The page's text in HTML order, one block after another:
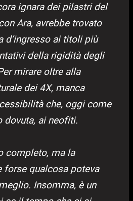
ignara dei pilastri del
Ara, avrebbe trovato
d’ingresso ai titoli più
della rigidità degli
mirare oltre alla
dei 4X, manca
che, oggi come
dovuta, ai neofiti.
completo, ma la
forse qualcosa poteva
Insomma, è un